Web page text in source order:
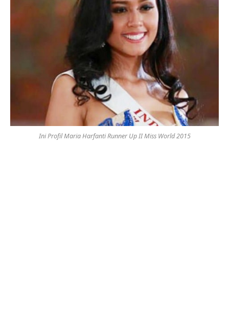
Ini Profil Maria Harfanti Runner Up II Miss World 2015